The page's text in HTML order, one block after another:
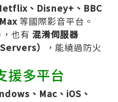
、Disney+、BBC
等國際影音平台。
也有 混淆伺服器
）
，能繞過防火
援多平台
、Mac、iOS、